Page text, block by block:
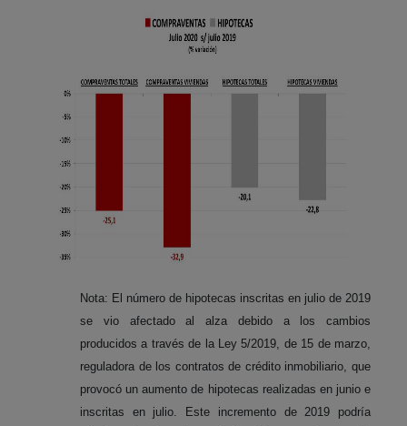
Nota: El número de hipotecas inscritas en julio de 2019
se vio afectado al alza debido a los cambios
producidos a través de la Ley 5/2019, de 15 de marzo,
reguladora de los contratos de crédito inmobiliario, que
provocó un aumento de hipotecas realizadas en junio e
inscritas en julio. Este incremento de 2019 podría